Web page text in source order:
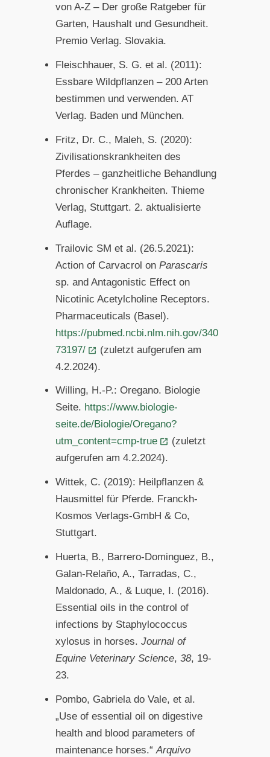
von A-Z – Der große Ratgeber für
Garten, Haushalt und Gesundheit.
Premio Verlag. Slovakia.
Fleischhauer, S. G. et al. (2011):
Essbare Wildpflanzen – 200 Arten
bestimmen und verwenden. AT
Verlag. Baden und München.
Fritz, Dr. C., Maleh, S. (2020):
Zivilisationskrankheiten des
Pferdes – ganzheitliche Behandlung
chronischer Krankheiten. Thieme
Verlag, Stuttgart. 2. aktualisierte
Auflage.
Trailovic SM et al. (26.5.2021):
Action of Carvacrol onParascaris
sp. and Antagonistic Effect on
Nicotinic Acetylcholine Receptors.
Pharmaceuticals (Basel).
https://pubmed.ncbi.nlm.nih.gov/340
73197/
(zuletzt aufgerufen am
4.2.2024).
Willing, H.-P.: Oregano. Biologie
Seite. https://www.biologie-
seite.de/Biologie/Oregano?
utm_content=cmp-true
(zuletzt
aufgerufen am 4.2.2024).
Wittek, C. (2019): Heilpflanzen &
Hausmittel für Pferde. Franckh-
Kosmos Verlags-GmbH & Co,
Stuttgart.
Huerta, B., Barrero-Dominguez, B.,
Galan-Relaño, A., Tarradas, C.,
Maldonado, A., & Luque, I. (2016).
Essential oils in the control of
infections by Staphylococcus
xylosus in horses.Journal of
Equine Veterinary Science,38, 19-
23.
Pombo, Gabriela do Vale, et al.
„Use of essential oil on digestive
health and blood parameters of
maintenance horses.“Arquivo